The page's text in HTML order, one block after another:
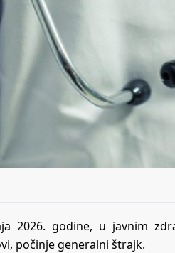
2026. godine, u javnim
počinje generalni štrajk.